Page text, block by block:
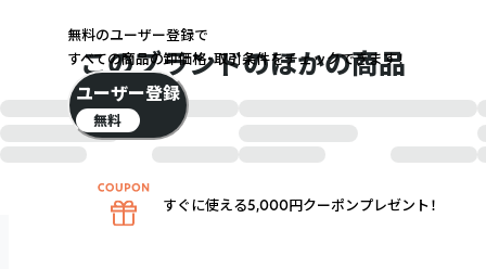
このブランドのほかの商品
無料のユーザー登録で
すべての商品の卸価格・取引条件をチェックできます！
ユーザー登録
無料
すぐに使える5,000円クーポンプレゼント！